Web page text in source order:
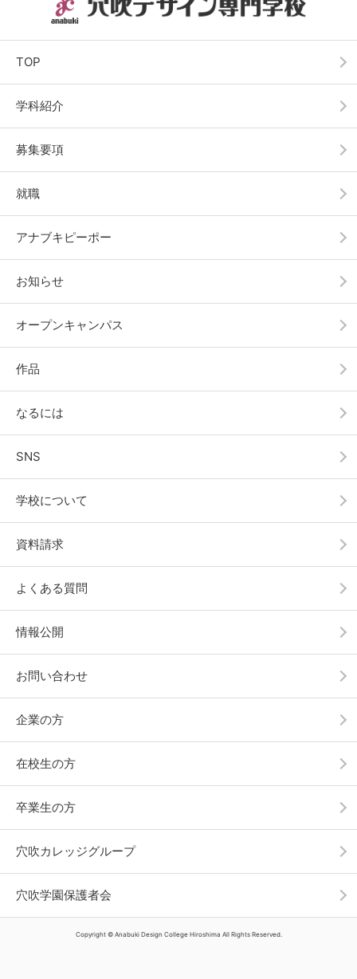
TOP
学科紹介
募集要項
就職
アナブキピーポー
お知らせ
オープンキャンパス
作品
なるには
SNS
学校について
資料請求
よくある質問
情報公開
お問い合わせ
企業の方
在校生の方
卒業生の方
穴吹カレッジグループ
穴吹学園保護者会
Copyright © Anabuki Design College Hiroshima All Rights Reserved.